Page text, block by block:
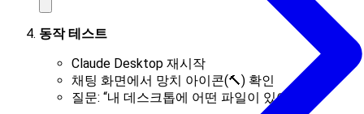
동작 테스트
Claude Desktop 재시작
채팅 화면에서 망치 아이콘(🔨) 확인
질문: “내 데스크톱에 어떤 파일이 있어?”